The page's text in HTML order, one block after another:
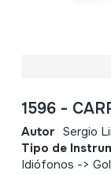
1596 -
Autor Sergio
Tipo de
Idiófonos ->